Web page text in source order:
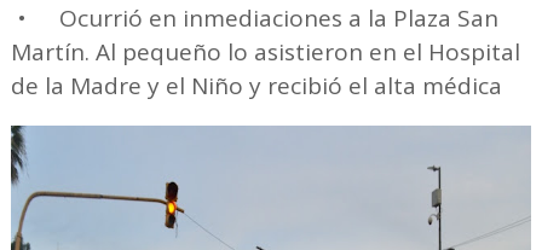
•
Ocurrió en inmediaciones a la Plaza San
Martín. Al pequeño lo asistieron en el Hospital
de la Madre y el Niño y recibió el alta médica